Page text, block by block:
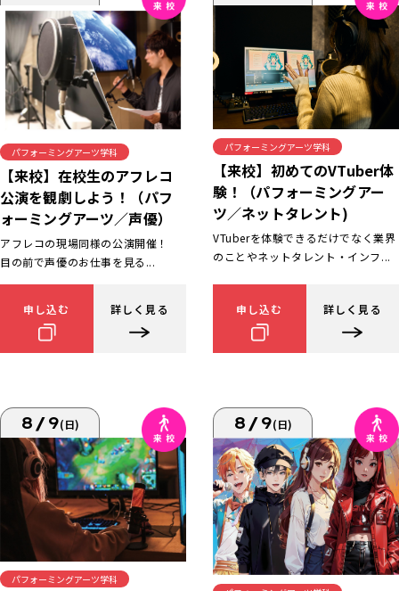
パフォーミングアーツ学科
【来校】在校生のアフレコ
公演を観劇しよう！（パフ
ォーミングアーツ／声優）
アフレコの現場同様の公演開催！
目の前で声優のお仕事を見る...
申し込む 詳しく見る
パフォーミングアーツ学科
【来校】初めてのVTuber体
験！（パフォーミングアー
ツ／ネットタレント)
VTuberを体験できるだけでなく業界
のことやネットタレント・インフ...
申し込む 詳しく見る
8/9(日)
パフォーミングアーツ学科
8/9(日)